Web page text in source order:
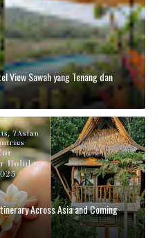
View Sawah yang Tenang dan
Across Asia and Coming